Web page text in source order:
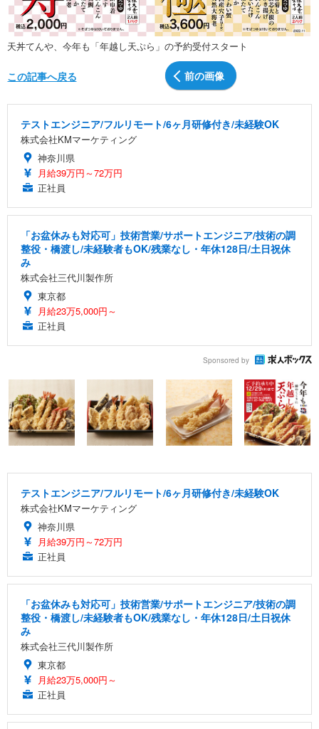
天丼てんや、今年も「年越し天ぷら」の予約受付スタート
前の画像
この記事へ戻る
テストエンジニア/フルリモート/6ヶ月研修付き/未経験OK
株式会社KMマーケティング
神奈川県
月給39万円～72万円
正社員
「お盆休みも対応可」技術営業/サポートエンジニア/技術の調
整役・橋渡し/未経験者もOK/残業なし・年休128日/土日祝休
み
株式会社三代川製作所
東京都
月給23万5,000円～
正社員
Sponsored by
テストエンジニア/フルリモート/6ヶ月研修付き/未経験OK
株式会社KMマーケティング
神奈川県
月給39万円～72万円
正社員
「お盆休みも対応可」技術営業/サポートエンジニア/技術の調
整役・橋渡し/未経験者もOK/残業なし・年休128日/土日祝休
み
株式会社三代川製作所
東京都
月給23万5,000円～
正社員